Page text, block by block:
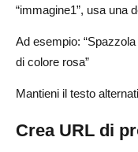
“immagine1”, usa una
Ad esempio:
di colore rosa”
Mantieni il testo
Crea URL di